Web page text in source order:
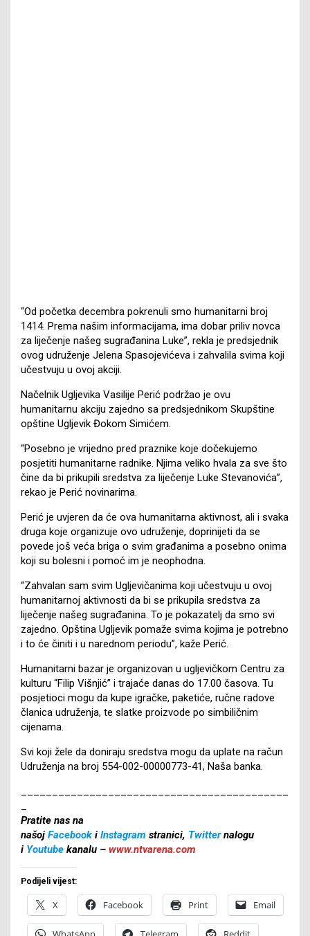
“Od početka decembra pokrenuli smo humanitarni broj
1414. Prema našim informacijama, ima dobar priliv novca
za liječenje našeg sugrađanina Luke”, rekla je predsjednik
ovog udruženje Jelena Spasojevićeva i zahvalila svima koji
učestvuju u ovoj akciji.
Načelnik Ugljevika Vasilije Perić podržao je ovu
humanitarnu akciju zajedno sa predsjednikom Skupštine
opštine Ugljevik Đokom Simićem.
“Posebno je vrijedno pred praznike koje dočekujemo
posjetiti humanitarne radnike. Njima veliko hvala za sve što
čine da bi prikupili sredstva za liječenje Luke Stevanovića”,
rekao je Perić novinarima.
Perić je uvjeren da će ova humanitarna aktivnost, ali i svaka
druga koje organizuje ovo udruženje, doprinijeti da se
povede još veća briga o svim građanima a posebno onima
koji su bolesni i pomoć im je neophodna.
“Zahvalan sam svim Ugljevičanima koji učestvuju u ovoj
humanitarnoj aktivnosti da bi se prikupila sredstva za
liječenje našeg sugrađanina. To je pokazatelj da smo svi
zajedno. Opština Ugljevik pomaže svima kojima je potrebno
i to će činiti i u narednom periodu”, kaže Perić.
Humanitarni bazar je organizovan u ugljevičkom Centru za
kulturu “Filip Višnjić” i trajaće danas do 17.00 časova. Tu
posjetioci mogu da kupe igračke, paketiće, ručne radove
članica udruženja, te slatke proizvode po simbiličnim
cijenama.
Svi koji žele da doniraju sredstva mogu da uplate na račun
Udruženja na broj 554-002-00000773-41, Naša banka.
Pratite nas na
našoj Facebook i Instagram stranici, Twitternalogu
i Youtube kanalu – www.ntvarena.com
Podijeli vijest:
X Facebook Print Email